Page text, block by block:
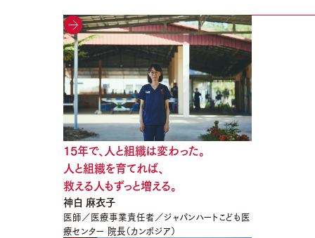
15年で、人と組織は変わった。
人と組織を育てれば、
救える人もずっと増える。
神白 麻衣子
医師／医療事業責任者／ジャパンハートこども医
療センター 院長（カンボジア）